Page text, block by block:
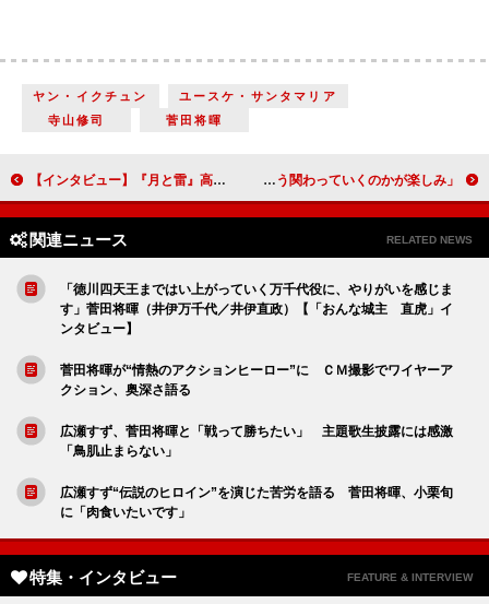
ヤン・イクチュン
ユースケ・サンタマリア
寺山修司
菅田将暉
【インタビュー】『月と雷』高良健吾 ヘビーな役は「キツくて嫌だった…」デビューから２０代前半の苦悩を告白 「万千代が直政になる過程に、直虎がどう関わっていくのかが楽しみ」柴咲コウ（井伊直虎）【「おんな城主 直虎」インタビュー】
関連ニュース RELATED NEWS
「徳川四天王まではい上がっていく万千代役に、やりがいを感じま
す」菅田将暉（井伊万千代／井伊直政）【「おんな城主 直虎」イ
ンタビュー】
菅田将暉が“情熱のアクションヒーロー”に ＣＭ撮影でワイヤーア
クション、奥深さ語る
広瀬すず、菅田将暉と「戦って勝ちたい」 主題歌生披露には感激
「鳥肌止まらない」
広瀬すず“伝説のヒロイン”を演じた苦労を語る 菅田将暉、小栗旬
に「肉食いたいです」
特集・インタビュー FEATURE & INTERVIEW